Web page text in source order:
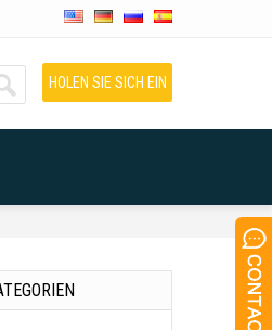
HOLEN SIE SICH EIN